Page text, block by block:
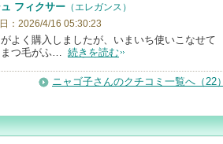
フィクサー （エレガンス）
：2026/4/16 05:30:23
よく購入しましたが、いまいち使いこなせて
まつ毛がふ… 続きを読む
ニャゴ子さんのクチコミ一覧へ（22）